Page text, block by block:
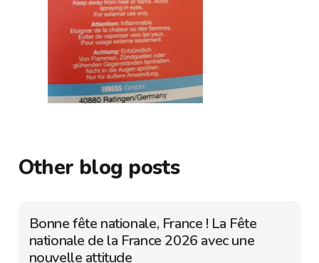
Other blog posts
Bonne fête nationale, France ! La Fête
nationale de la France 2026 avec une
nouvelle attitude